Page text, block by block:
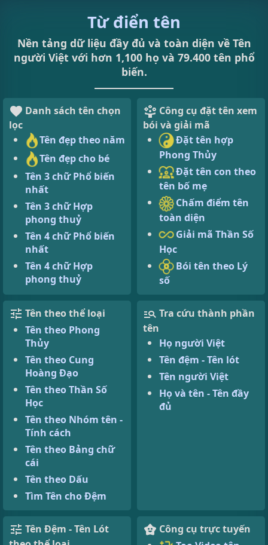
Từ điển tên
Nền tảng dữ liệu đầy đủ và toàn diện về Tên
người Việt với hơn 1,100 họ và 79.400 tên phổ
biến.
Danh sách tên chọn
lọc
Tên đẹp theo năm
Tên đẹp cho bé
Tên 3 chữ Phổ biến
nhất
Tên 3 chữ Hợp
phong thuỷ
Tên 4 chữ Phổ biến
nhất
Tên 4 chữ Hợp
phong thuỷ
Công cụ đặt tên xem
bói và giải mã
Đặt tên hợp
Phong Thủy
Đặt tên con theo
tên bố mẹ
Chấm điểm tên
toàn diện
Giải mã Thần Số
Học
Bói tên theo Lý
số
Tên theo thể loại
Tên theo Phong
Thủy
Tên theo Cung
Hoàng Đạo
Tên theo Thần Số
Học
Tên theo Nhóm tên -
Tính cách
Tên theo Bảng chữ
cái
Tên theo Dấu
Tìm Tên cho Đệm
Tra cứu thành phần
tên
Họ người Việt
Tên đệm - Tên lót
Tên người Việt
Họ và tên - Tên đầy
đủ
Tên Đệm - Tên Lót
Công cụ trực tuyến